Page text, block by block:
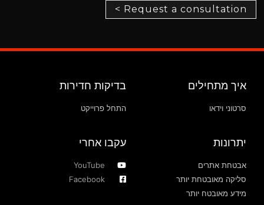
Request a consultation >
איך מתחילים
סרטוני וידאו
בדיקות חדירות
התחל פרוייקט
יתרונות
אבטחת אתרים
סליקה מאובטחת יותר
מידע מאובטח יותר
עקבו אחרי
YouTube
Facebook